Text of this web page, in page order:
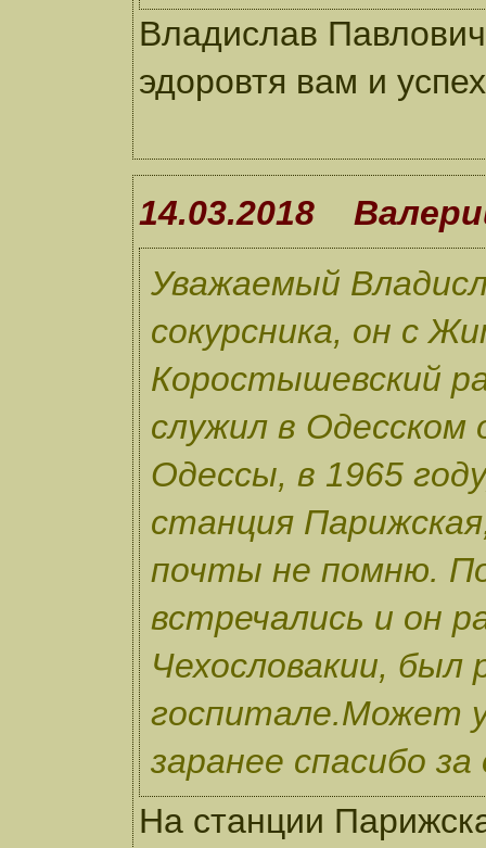
Владислав
эдоровтя вам и
14.03.2018
Уважаемый
сокурсника, он с
Коростышевский
служил в Одесском
Одессы, в 1965
станция
почты не помню.
встречались и он
Чехословакии, был
госпитале.Может
заранее спасибо
На станции